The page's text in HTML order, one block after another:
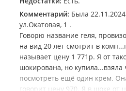
Комментарий: Была
ул.Окатовая, 1 .
Говорю название геля,
на вид 20 лет смотрит в
называет цену 1 771р. Я от
шокирована, но
посмотреть ещё один крем.
говорит цену 970. Я в шоке от